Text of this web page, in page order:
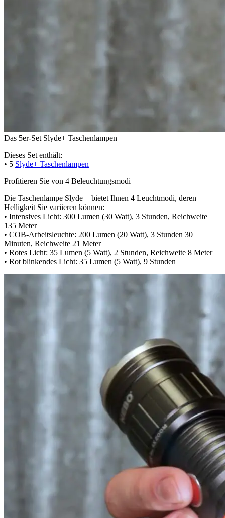
Das 5er-Set Slyde+ Taschenlampen
Dieses Set enthält:
• 5 Slyde+ Taschenlampen
Profitieren Sie von 4 Beleuchtungsmodi
Die Taschenlampe Slyde + bietet Ihnen 4 Leuchtmodi, deren
Helligkeit Sie variieren können:
• Intensives Licht: 300 Lumen (30 Watt), 3 Stunden, Reichweite
135 Meter
• COB-Arbeitsleuchte: 200 Lumen (20 Watt), 3 Stunden 30
Minuten, Reichweite 21 Meter
• Rotes Licht: 35 Lumen (5 Watt), 2 Stunden, Reichweite 8 Meter
• Rot blinkendes Licht: 35 Lumen (5 Watt), 9 Stunden